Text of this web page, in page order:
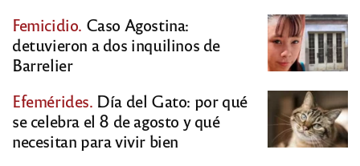
Femicidio. Caso Agostina:
detuvieron a dos inquilinos de
Barrelier
Efemérides. Día del Gato: por qué
se celebra el 8 de agosto y qué
necesitan para vivir bien